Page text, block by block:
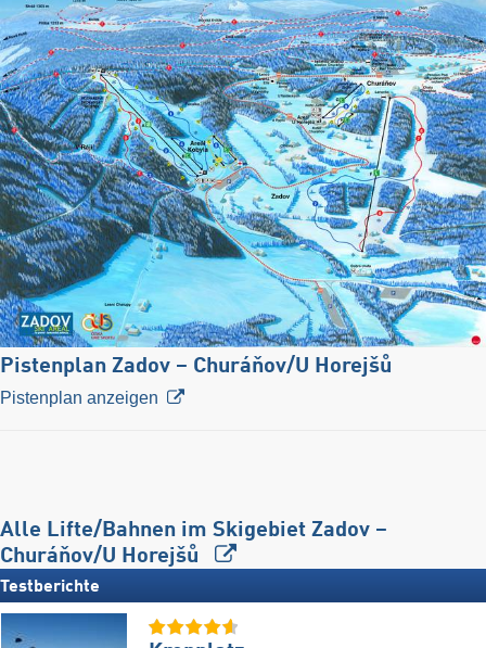
Pistenplan Zadov – Churáňov/​U Horejšů
Pistenplan anzeigen
Alle Lifte/Bahnen im Skigebiet Zadov –
Churáňov/​U Horejšů
Testberichte